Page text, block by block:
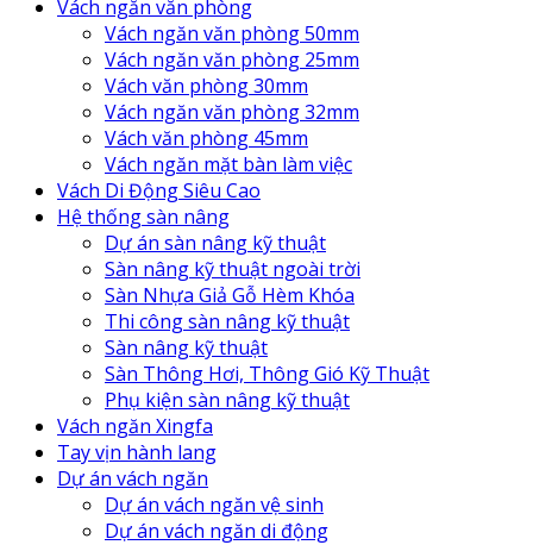
Vách ngăn văn phòng
Vách ngăn văn phòng 50mm
Vách ngăn văn phòng 25mm
Vách văn phòng 30mm
Vách ngăn văn phòng 32mm
Vách văn phòng 45mm
Vách ngăn mặt bàn làm việc
Vách Di Động Siêu Cao
Hệ thống sàn nâng
Dự án sàn nâng kỹ thuật
Sàn nâng kỹ thuật ngoài trời
Sàn Nhựa Giả Gỗ Hèm Khóa
Thi công sàn nâng kỹ thuật
Sàn nâng kỹ thuật
Sàn Thông Hơi, Thông Gió Kỹ Thuật
Phụ kiện sàn nâng kỹ thuật
Vách ngăn Xingfa
Tay vịn hành lang
Dự án vách ngăn
Dự án vách ngăn vệ sinh
Dự án vách ngăn di động